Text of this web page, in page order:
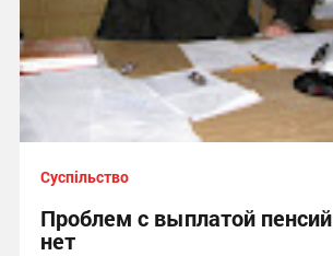
Суспільство
Проблем с выплатой
нет